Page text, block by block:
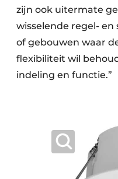
zijn ook uitermate
wisselende regel-
of gebouwen waar
flexibiliteit wil
indeling en functie.”